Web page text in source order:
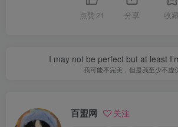
点赞 21 分享 收藏
I may not be perfect but at least
我可能不完美，但是我至少不虚
百盟网 关注